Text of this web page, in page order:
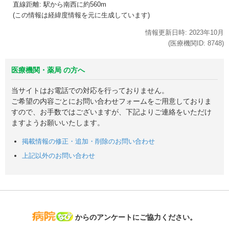
直線距離: 駅から南西に約560m
(この情報は経緯度情報を元に生成しています)
情報更新日時: 2023年10月
(医療機関ID: 8748)
医療機関・薬局 の方へ
当サイトはお電話での対応を行っておりません。
ご希望の内容ごとにお問い合わせフォームをご用意しておりま
すので、お手数ではございますが、下記よりご連絡をいただけ
ますようお願いいたします。
掲載情報の修正・追加・削除のお問い合わせ
上記以外のお問い合わせ
病院なび
からのアンケートにご協力ください。